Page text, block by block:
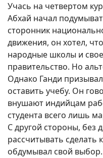
Учась на четвертом
Абхай начал
сторонник
движения, он хотел,
народные школы и
правительство. Но
Однако Ганди
оставить учебу. Он
внушают индийцам
студента всего лишь
С другой стороны, без
рассчитывать сделать
обдумывал свой выбор.